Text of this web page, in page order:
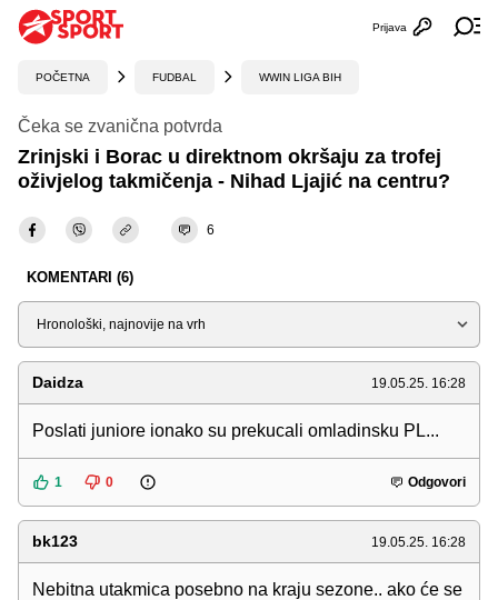
Otvori
Prijava
POČETNA FUDBAL WWIN LIGA BIH
Čeka se zvanična potvrda
Zrinjski i Borac u direktnom okršaju za trofej
oživjelog takmičenja - Nihad Ljajić na centru?
6
KOMENTARI (6)
Sortiraj
Daidza 19.05.25. 16:28
Poslati juniore ionako su prekucali omladinsku PL...
1 0 Odgovori
bk123 19.05.25. 16:28
Nebitna utakmica posebno na kraju sezone.. ako će se